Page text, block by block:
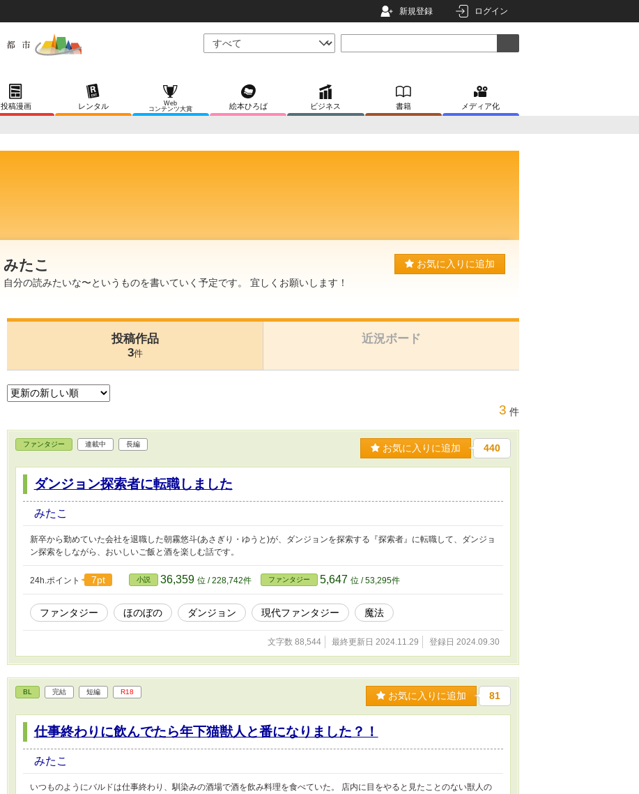
新規登録 ログイン
投稿漫画 レンタル
Web
コンテンツ大賞
絵本ひろば ビジネス 書籍 メディア化
みたこ
自分の読みたいな〜というものを書いていく予定です。 宜しくお願いします！
お気に入りに追加
投稿作品
3件
近況ボード
3 件
ファンタジー 連載中 長編 お気に入りに追加 440
ダンジョン探索者に転職しました
みたこ
新卒から勤めていた会社を退職した朝霧悠斗(あさぎり・ゆうと)が、ダンジョンを探索する『探索者』に転職して、ダンジョ
ン探索をしながら、おいしいご飯と酒を楽しむ話です。
24h.ポイント 7pt 小説 36,359 位 / 228,742件 ファンタジー 5,647 位 / 53,295件
ファンタジー ほのぼの ダンジョン 現代ファンタジー 魔法
文字数 88,544 最終更新日 2024.11.29 登録日 2024.09.30
BL 完結 短編 R18 お気に入りに追加 81
仕事終わりに飲んでたら年下猫獣人と番になりました？！
みたこ
いつものようにバルドは仕事終わり、馴染みの酒場で酒を飲み料理を食べていた。 店内に目をやると見たことのない獣人の